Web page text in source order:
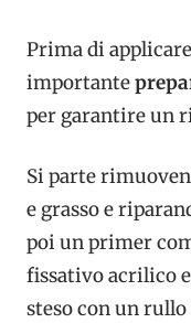
Prima di
importante
per garantire un
Si parte
e grasso e
poi un primer
fissativo acrilico
steso con un